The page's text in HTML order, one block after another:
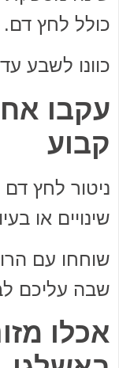
כולל לחץ דם.
כוונו לשבע
עקבו
קבוע
ניטור לחץ דם
שינויים או
שוחחו עם
שבה עליכם
אכלו